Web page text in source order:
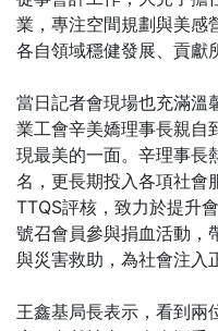
業，專注空間規劃與美感
各自領域穩健發展、貢獻
當日記者會現場也充滿溫
業工會辛美嬌理事長親自
現最美的一面。辛理事長
名，更長期投入各項社會
TTQS評核，致力於提升
號召會員參與捐血活動，
與災害救助，為社會注入
王鑫基局長表示，看到兩